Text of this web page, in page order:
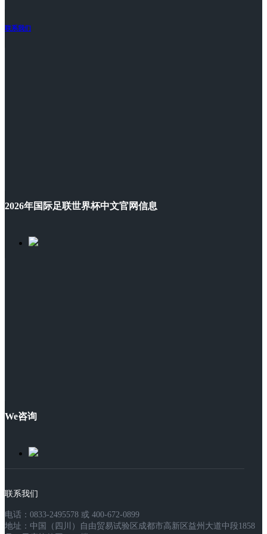
联系我们
2026年国际足联世界杯中文官网信息
We咨询
联系我们
电话：0833-2495578 或 400-672-0899
地址：中国（四川）自由贸易试验区成都市高新区益州大道中段1858